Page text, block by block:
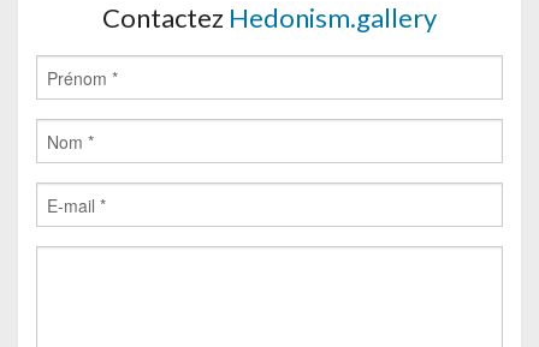
Contactez Hedonism.gallery